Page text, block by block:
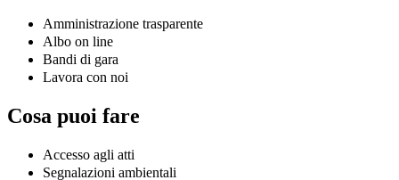
Amministrazione trasparente
Albo on line
Bandi di gara
Lavora con noi
Cosa puoi fare
Accesso agli atti
Segnalazioni ambientali